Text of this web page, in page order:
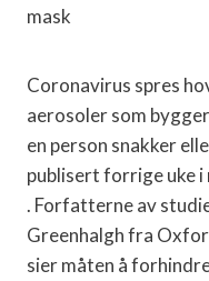
Coronavirus spres
aerosoler som
en person snakker
publisert forrige uke
. Forfatterne av
Greenhalgh fra
sier måten å